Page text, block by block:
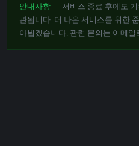
안내사항 — 서비스 종료 후에도 기
관됩니다. 더 나은 서비스를 위한
아뵙겠습니다. 관련 문의는 이메일